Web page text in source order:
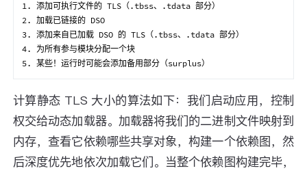
1. 添加可执行文件的 TLS（.tbss、.tdata 部分）
2. 加载已链接的 DSO
3. 添加来自已加载 DSO 的 TLS（.tbss、.tdata 部分）
4. 为所有参与模块分配一个块
计算静态 TLS 大小的算法如下：我们启动应用，控制
权交给动态加载器。加载器将我们的二进制文件映射到
内存，查看它依赖哪些共享对象，构建一个依赖图，然
后深度优先地依次加载它们。当整个依赖图构建完毕，